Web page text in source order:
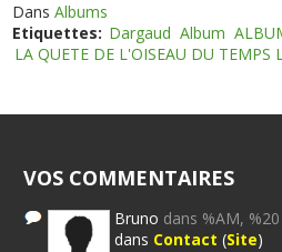
DansAlbums
Etiquettes: Dargaud Album
LA QUETE DE L'OISEAU DU TEMPS
VOS COMMENTAIRES
Bruno dans %AM,
dans Contact (Site)